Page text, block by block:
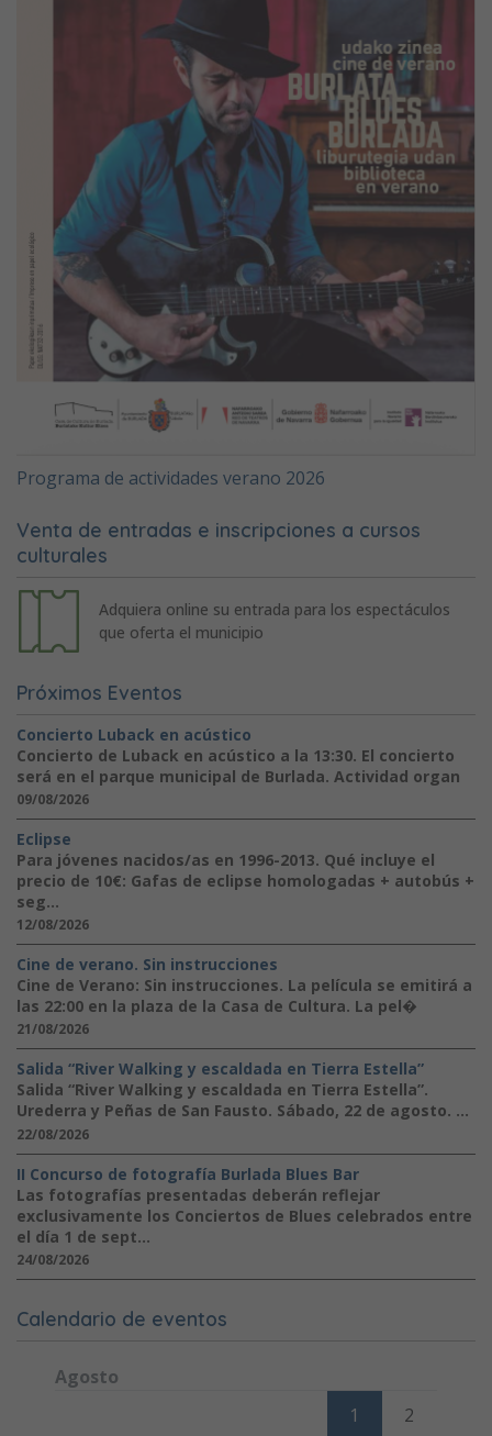
Programa de actividades verano 2026
Venta de entradas e inscripciones a cursos
culturales
Adquiera online su entrada para los espectáculos
que oferta el municipio
Próximos Eventos
Concierto Luback en acústico
Concierto de Luback en acústico a la 13:30. El concierto
será en el parque municipal de Burlada. Actividad organ
09/08/2026
Eclipse
Para jóvenes nacidos/as en 1996-2013. Qué incluye el
precio de 10€: Gafas de eclipse homologadas + autobús +
seg...
12/08/2026
Cine de verano. Sin instrucciones
Cine de Verano: Sin instrucciones. La película se emitirá a
las 22:00 en la plaza de la Casa de Cultura. La pel�
21/08/2026
Salida “River Walking y escaldada en Tierra Estella”
Salida “River Walking y escaldada en Tierra Estella”.
Urederra y Peñas de San Fausto. Sábado, 22 de agosto. ...
22/08/2026
II Concurso de fotografía Burlada Blues Bar
Las fotografías presentadas deberán reflejar
exclusivamente los Conciertos de Blues celebrados entre
el día 1 de sept...
24/08/2026
Calendario de eventos
Agosto
Viernes Sábado
1 2